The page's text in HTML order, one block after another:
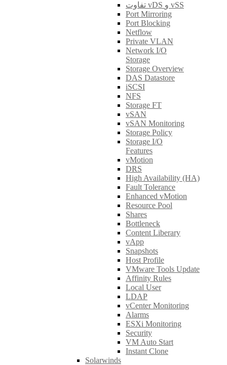
تفاوت vDS و vSS
Port Mirroring
Port Blocking
Netflow
Private VLAN
Network I/O
Storage
Storage Overview
DAS Datastore
iSCSI
NFS
Storage FT
vSAN
vSAN Monitoring
Storage Policy
Storage I/O
Features
vMotion
DRS
High Availability (HA)
Fault Tolerance
Enhanced vMotion
Resource Pool
Shares
Bottleneck
Content Liberary
vApp
Snapshots
Host Profile
VMware Tools Update
Affinity Rules
Local User
LDAP
vCenter Monitoring
Alarms
ESXi Monitoring
Security
VM Auto Start
Instant Clone
Solarwinds